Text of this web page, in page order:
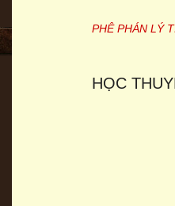
PHÊ PHÁN LÝ
HỌC